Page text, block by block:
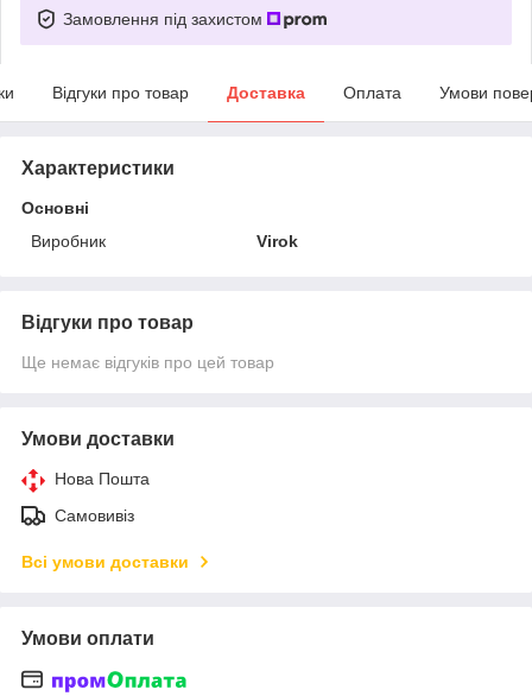
Замовлення під захистом
Відгуки про товар Доставка Оплата Умови
Характеристики
Основні
Виробник
Virok
Відгуки про товар
Ще немає відгуків про цей товар
Умови доставки
Нова Пошта
Самовивіз
Всі умови доставки
Умови оплати